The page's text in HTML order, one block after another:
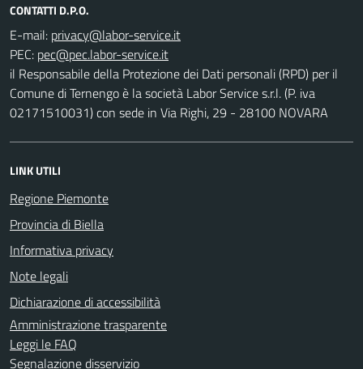
CONTATTI D.P.O.
E-mail:
PEC:
il Responsabile della Protezione dei Dati personali (RPD) per il
Comune di Ternengo è la società Labor Service s.r.l. (P. iva
02171510031) con sede in Via Righi, 29 - 28100 NOVARA
LINK UTILI
Regione Piemonte
Provincia di Biella
Informativa privacy
Note legali
Dichiarazione di accessibilità
Amministrazione trasparente
Leggi le FAQ
Segnalazione disservizio